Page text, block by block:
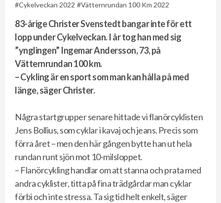
Cykelveckan 2022 Vätternrundan 100 Km 2022
83-årige Christer Svenstedt bangar inte för ett
lopp under Cykelveckan. I år tog han med sig
”ynglingen” Ingemar Andersson, 73, på
Vätternrundan 100 km.
– Cykling är en sport som man kan hålla på med
länge, säger Christer.
Några startgrupper senare hittade vi flanörcyklisten
Jens Bollius, som cyklar i kavaj och jeans. Precis som
förra året – men den här gången bytte han ut hela
rundan runt sjön mot 10-milsloppet.
– Flanörcykling handlar om att stanna och prata med
andra cyklister, titta på fina trädgårdar man cyklar
förbi och inte stressa. Ta sig tid helt enkelt, säger